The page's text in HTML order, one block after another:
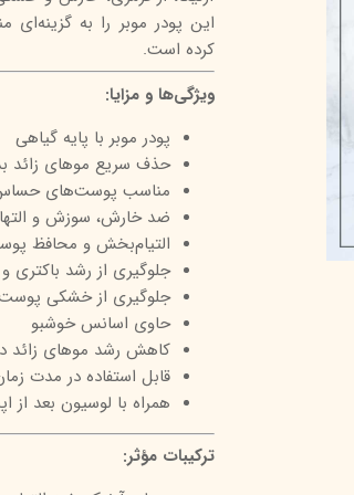
میکاپ رز
شال کوین
اوک
سون کوئین
این پودر موبر را به
کرده است.
ویژگی‌ها و مزایا:
پودر موبر با پایه گیاهی
حذف سریع موهای زائد
مناسب پوست‌های
ضد خارش، سوزش و
التیام‌بخش و محافظ
جلوگیری از رشد باکتری
جلوگیری از خشکی
حاوی اسانس خوشبو
کاهش رشد موهای زائد
قابل استفاده در مدت
همراه با لوسیون بعد از
ترکیبات مؤثر: